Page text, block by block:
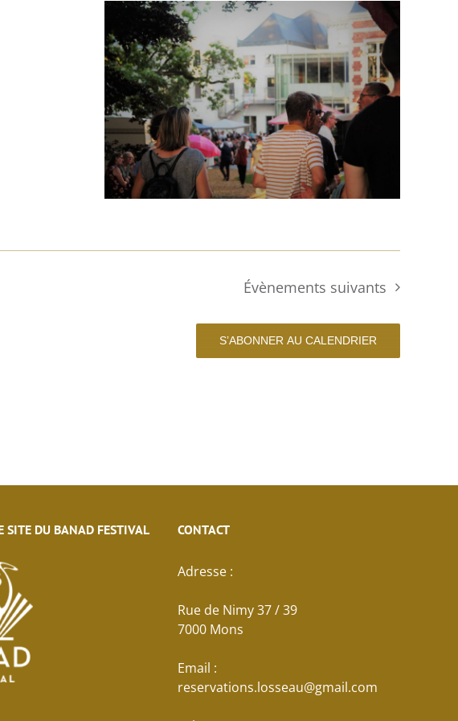
Évènements suivants
S’ABONNER AU CALENDRIER
SITE DU BANAD FESTIVAL CONTACT
Adresse :
Rue de Nimy 37 / 39
7000 Mons
Email :
reservations.losseau@gmail.com